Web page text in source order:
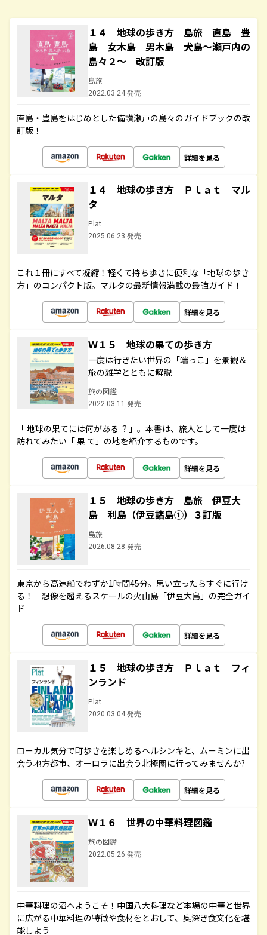
１４ 地球の歩き方 島旅 直島 豊
島 女木島 男木島 犬島～瀬戸内の
島々２～ 改訂版
島旅
2022.03.24 発売
直島・豊島をはじめとした備讃瀬戸の島々のガイドブックの改
訂版！
詳細を見る
１４ 地球の歩き方 Ｐｌａｔ マル
タ
Plat
2025.06.23 発売
これ１冊にすべて凝縮！軽くて持ち歩きに便利な「地球の歩き
方」のコンパクト版。マルタの最新情報満載の最強ガイド！
詳細を見る
Ｗ１５ 地球の果ての歩き方
一度は行きたい世界の「端っこ」を景観＆
旅の雑学とともに解説
旅の図鑑
2022.03.11 発売
「 地球の果てには何がある ？」。本書は、旅人として一度は
訪れてみたい「 果 て」の地を紹介するものです。
詳細を見る
１５ 地球の歩き方 島旅 伊豆大
島 利島（伊豆諸島①）３訂版
島旅
2026.08.28 発売
東京から高速船でわずか1時間45分。思い立ったらすぐに行け
る！ 想像を超えるスケールの火山島「伊豆大島」の完全ガイ
ド
詳細を見る
１５ 地球の歩き方 Ｐｌａｔ フィ
ンランド
Plat
2020.03.04 発売
ローカル気分で町歩きを楽しめるヘルシンキと、ムーミンに出
会う地方都市、オーロラに出会う北極圏に行ってみませんか?
詳細を見る
Ｗ１６ 世界の中華料理図鑑
旅の図鑑
2022.05.26 発売
中華料理の沼へようこそ！中国八大料理など本場の中華と世界
に広がる中華料理の特徴や食材をとおして、奥深き食文化を堪
能しよう